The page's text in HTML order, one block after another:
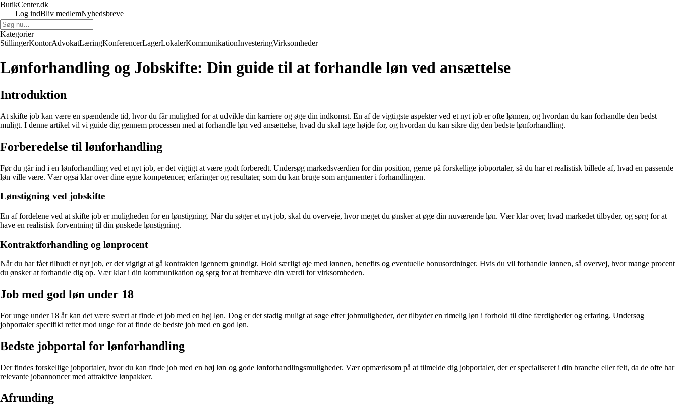
ButikCenter.dk
Log indBliv medlemNyhedsbreve
Kategorier
StillingerKontorAdvokatLæringKonferencerLagerLokalerKommunikationInvesteringVirksomheder
Lønforhandling og Jobskifte: Din guide til at forhandle løn ved ansættelse
Introduktion
At skifte job kan være en spændende tid, hvor du får mulighed for at udvikle din karriere og øge din indkomst. En af de vigtigste aspekter ved et nyt job er ofte lønnen, og hvordan du kan forhandle den bedst
muligt. I denne artikel vil vi guide dig gennem processen med at forhandle løn ved ansættelse, hvad du skal tage højde for, og hvordan du kan sikre dig den bedste lønforhandling.
Forberedelse til lønforhandling
Før du går ind i en lønforhandling ved et nyt job, er det vigtigt at være godt forberedt. Undersøg markedsværdien for din position, gerne på forskellige jobportaler, så du har et realistisk billede af, hvad en passende
løn ville være. Vær også klar over dine egne kompetencer, erfaringer og resultater, som du kan bruge som argumenter i forhandlingen.
Lønstigning ved jobskifte
En af fordelene ved at skifte job er muligheden for en lønstigning. Når du søger et nyt job, skal du overveje, hvor meget du ønsker at øge din nuværende løn. Vær klar over, hvad markedet tilbyder, og sørg for at
have en realistisk forventning til din ønskede lønstigning.
Kontraktforhandling og lønprocent
Når du har fået tilbudt et nyt job, er det vigtigt at gå kontrakten igennem grundigt. Hold særligt øje med lønnen, benefits og eventuelle bonusordninger. Hvis du vil forhandle lønnen, så overvej, hvor mange procent
du ønsker at forhandle dig op. Vær klar i din kommunikation og sørg for at fremhæve din værdi for virksomheden.
Job med god løn under 18
For unge under 18 år kan det være svært at finde et job med en høj løn. Dog er det stadig muligt at søge efter jobmuligheder, der tilbyder en rimelig løn i forhold til dine færdigheder og erfaring. Undersøg
jobportaler specifikt rettet mod unge for at finde de bedste job med en god løn.
Bedste jobportal for lønforhandling
Der findes forskellige jobportaler, hvor du kan finde job med en høj løn og gode lønforhandlingsmuligheder. Vær opmærksom på at tilmelde dig jobportaler, der er specialiseret i din branche eller felt, da de ofte har
relevante jobannoncer med attraktive lønpakker.
Afrunding